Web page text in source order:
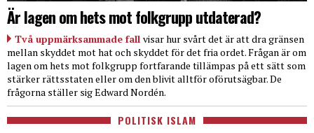
Är lagen om hets mot folkgrupp utdaterad?
Två uppmärksammade fall visar hur svårt det är att dra gränsen
mellan skyddet mot hat och skyddet för det fria ordet. Frågan är om
lagen om hets mot folkgrupp fortfarande tillämpas på ett sätt som
stärker rättsstaten eller om den blivit alltför oförutsägbar. De
frågorna ställer sig Edward Nordén.
POLITISK ISLAM